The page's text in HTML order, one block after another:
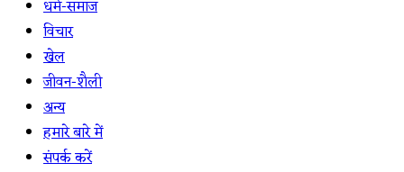
धर्म-समाज
विचार
खेल
जीवन-शैली
अन्य
हमारे बारे में
संपर्क करें